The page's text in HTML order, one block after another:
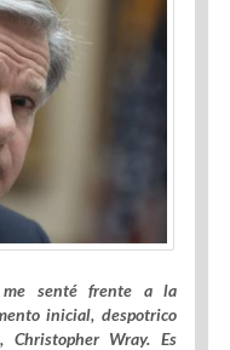
me senté frente a la
inicial, despotrico
Wray. Es